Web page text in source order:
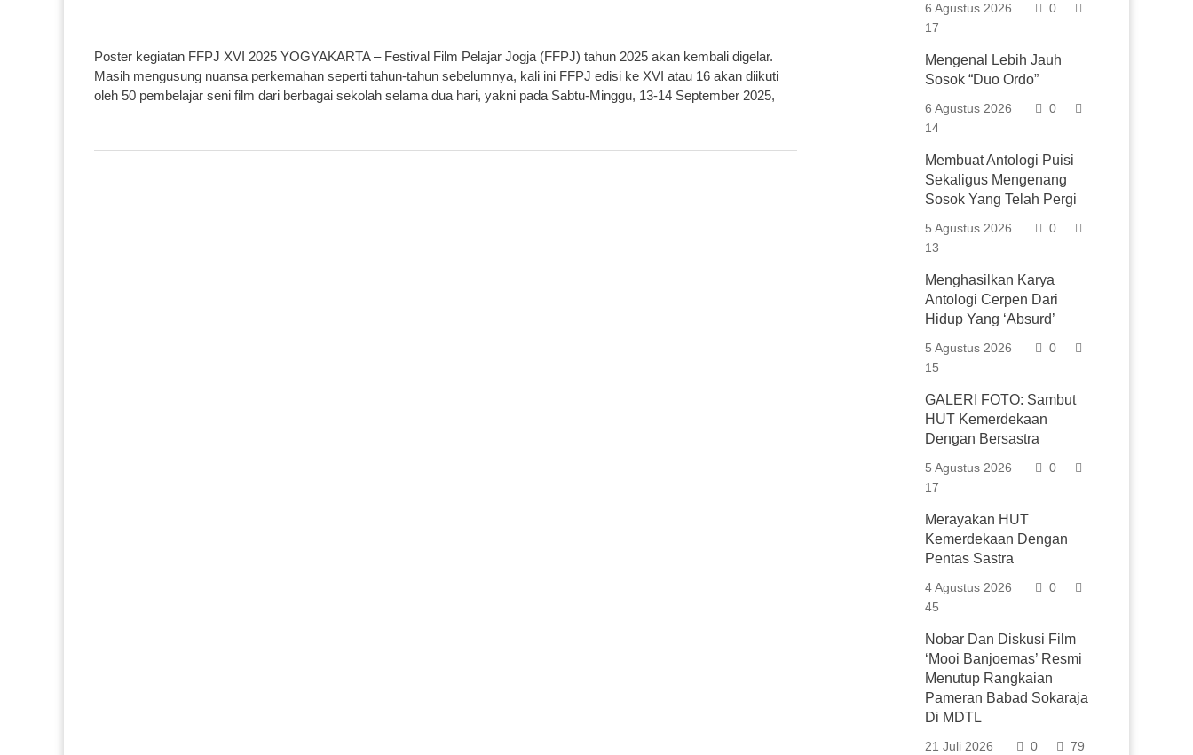
Poster kegiatan FFPJ XVI 2025 YOGYAKARTA – Festival Film Pelajar Jogja (FFPJ) tahun 2025 akan kembali digelar.
Masih mengusung nuansa perkemahan seperti tahun-tahun sebelumnya, kali ini FFPJ edisi ke XVI atau 16 akan diikuti
oleh 50 pembelajar seni film dari berbagai sekolah selama dua hari, yakni pada Sabtu-Minggu, 13-14 September 2025,
6 Agustus 2026
0
17
Mengenal Lebih Jauh
Sosok “Duo Ordo”
6 Agustus 2026
0
14
Membuat Antologi Puisi
Sekaligus Mengenang
Sosok Yang Telah Pergi
5 Agustus 2026
0
13
Menghasilkan Karya
Antologi Cerpen Dari
Hidup Yang ‘Absurd’
5 Agustus 2026
0
15
GALERI FOTO: Sambut
HUT Kemerdekaan
Dengan Bersastra
5 Agustus 2026
0
17
Merayakan HUT
Kemerdekaan Dengan
Pentas Sastra
4 Agustus 2026
0
45
Nobar Dan Diskusi Film
‘Mooi Banjoemas’ Resmi
Menutup Rangkaian
Pameran Babad Sokaraja
Di MDTL
21 Juli 2026 0 79